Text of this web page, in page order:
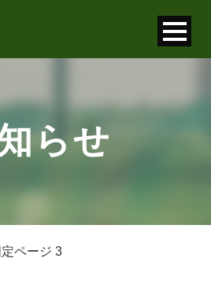
情報保護について
らせ
定ページ 3